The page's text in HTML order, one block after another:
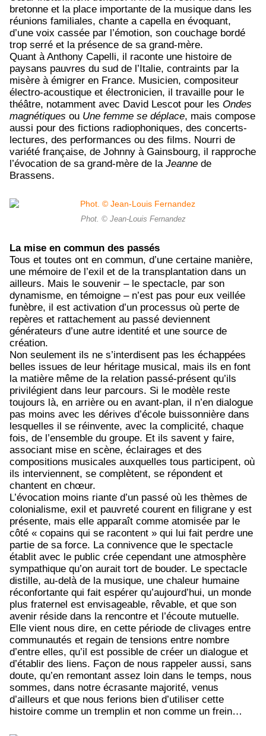
bretonne et la place importante de la musique dans les
réunions familiales, chante a capella en évoquant,
d’une voix cassée par l’émotion, son couchage bordé
trop serré et la présence de sa grand-mère.
Quant à Anthony Capelli, il raconte une histoire de
paysans pauvres du sud de l’Italie, contraints par la
misère à émigrer en France. Musicien, compositeur
électro-acoustique et électronicien, il travaille pour le
théâtre, notamment avec David Lescot pour les Ondes
magnétiques ou Une femme se déplace, mais compose
aussi pour des fictions radiophoniques, des concerts-
lectures, des performances ou des films. Nourri de
variété française, de Johnny à Gainsbourg, il rapproche
l’évocation de sa grand-mère de la Jeanne de
Brassens.
Phot. © Jean-Louis Fernandez
La mise en commun des passés
Tous et toutes ont en commun, d’une certaine manière,
une mémoire de l’exil et de la transplantation dans un
ailleurs. Mais le souvenir – le spectacle, par son
dynamisme, en témoigne – n’est pas pour eux veillée
funèbre, il est activation d’un processus où perte de
repères et rattachement au passé deviennent
générateurs d’une autre identité et une source de
création.
Non seulement ils ne s’interdisent pas les échappées
belles issues de leur héritage musical, mais ils en font
la matière même de la relation passé-présent qu’ils
privilégient dans leur parcours. Si le modèle reste
toujours là, en arrière ou en avant-plan, il n’en dialogue
pas moins avec les dérives d’école buissonnière dans
lesquelles il se réinvente, avec la complicité, chaque
fois, de l’ensemble du groupe. Et ils savent y faire,
associant mise en scène, éclairages et des
compositions musicales auxquelles tous participent, où
ils interviennent, se complètent, se répondent et
chantent en chœur.
L’évocation moins riante d’un passé où les thèmes de
colonialisme, exil et pauvreté courent en filigrane y est
présente, mais elle apparaît comme atomisée par le
côté « copains qui se racontent » qui lui fait perdre une
partie de sa force. La connivence que le spectacle
établit avec le public crée cependant une atmosphère
sympathique qu’on aurait tort de bouder. Le spectacle
distille, au-delà de la musique, une chaleur humaine
réconfortante qui fait espérer qu’aujourd’hui, un monde
plus fraternel est envisageable, rêvable, et que son
avenir réside dans la rencontre et l’écoute mutuelle.
Elle vient nous dire, en cette période de clivages entre
communautés et regain de tensions entre nombre
d’entre elles, qu’il est possible de créer un dialogue et
d’établir des liens. Façon de nous rappeler aussi, sans
doute, qu’en remontant assez loin dans le temps, nous
sommes, dans notre écrasante majorité, venus
d’ailleurs et que nous ferions bien d’utiliser cette
histoire comme un tremplin et non comme un frein…